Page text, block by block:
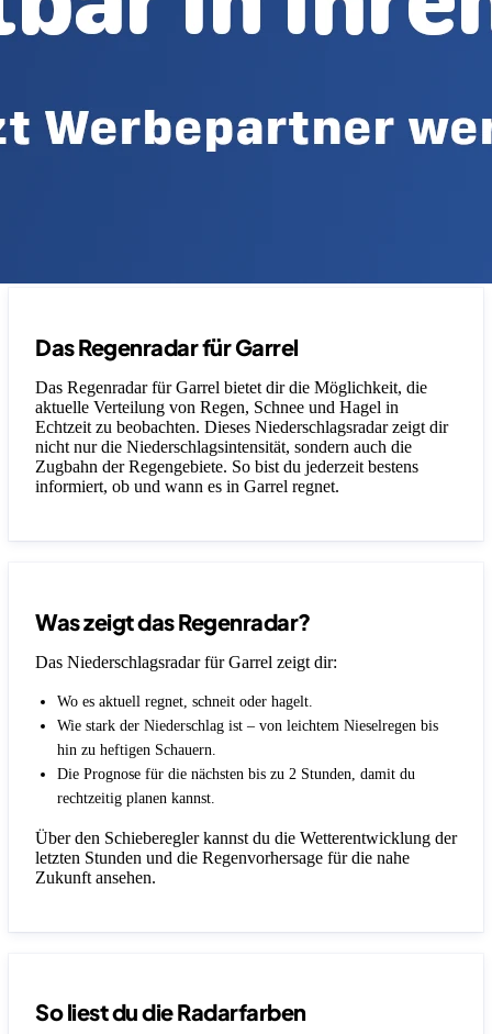
Das Regenradar für Garrel
Das Regenradar für Garrel bietet dir die Möglichkeit, die
aktuelle Verteilung von Regen, Schnee und Hagel in
Echtzeit zu beobachten. Dieses Niederschlagsradar zeigt dir
nicht nur die Niederschlagsintensität, sondern auch die
Zugbahn der Regengebiete. So bist du jederzeit bestens
informiert, ob und wann es in Garrel regnet.
Was zeigt das Regenradar?
Das Niederschlagsradar für Garrel zeigt dir:
Wo es aktuell regnet, schneit oder hagelt.
Wie stark der Niederschlag ist – von leichtem Nieselregen bis
hin zu heftigen Schauern.
Die Prognose für die nächsten bis zu 2 Stunden, damit du
rechtzeitig planen kannst.
Über den Schieberegler kannst du die Wetterentwicklung der
letzten Stunden und die Regenvorhersage für die nahe
Zukunft ansehen.
So liest du die Radarfarben